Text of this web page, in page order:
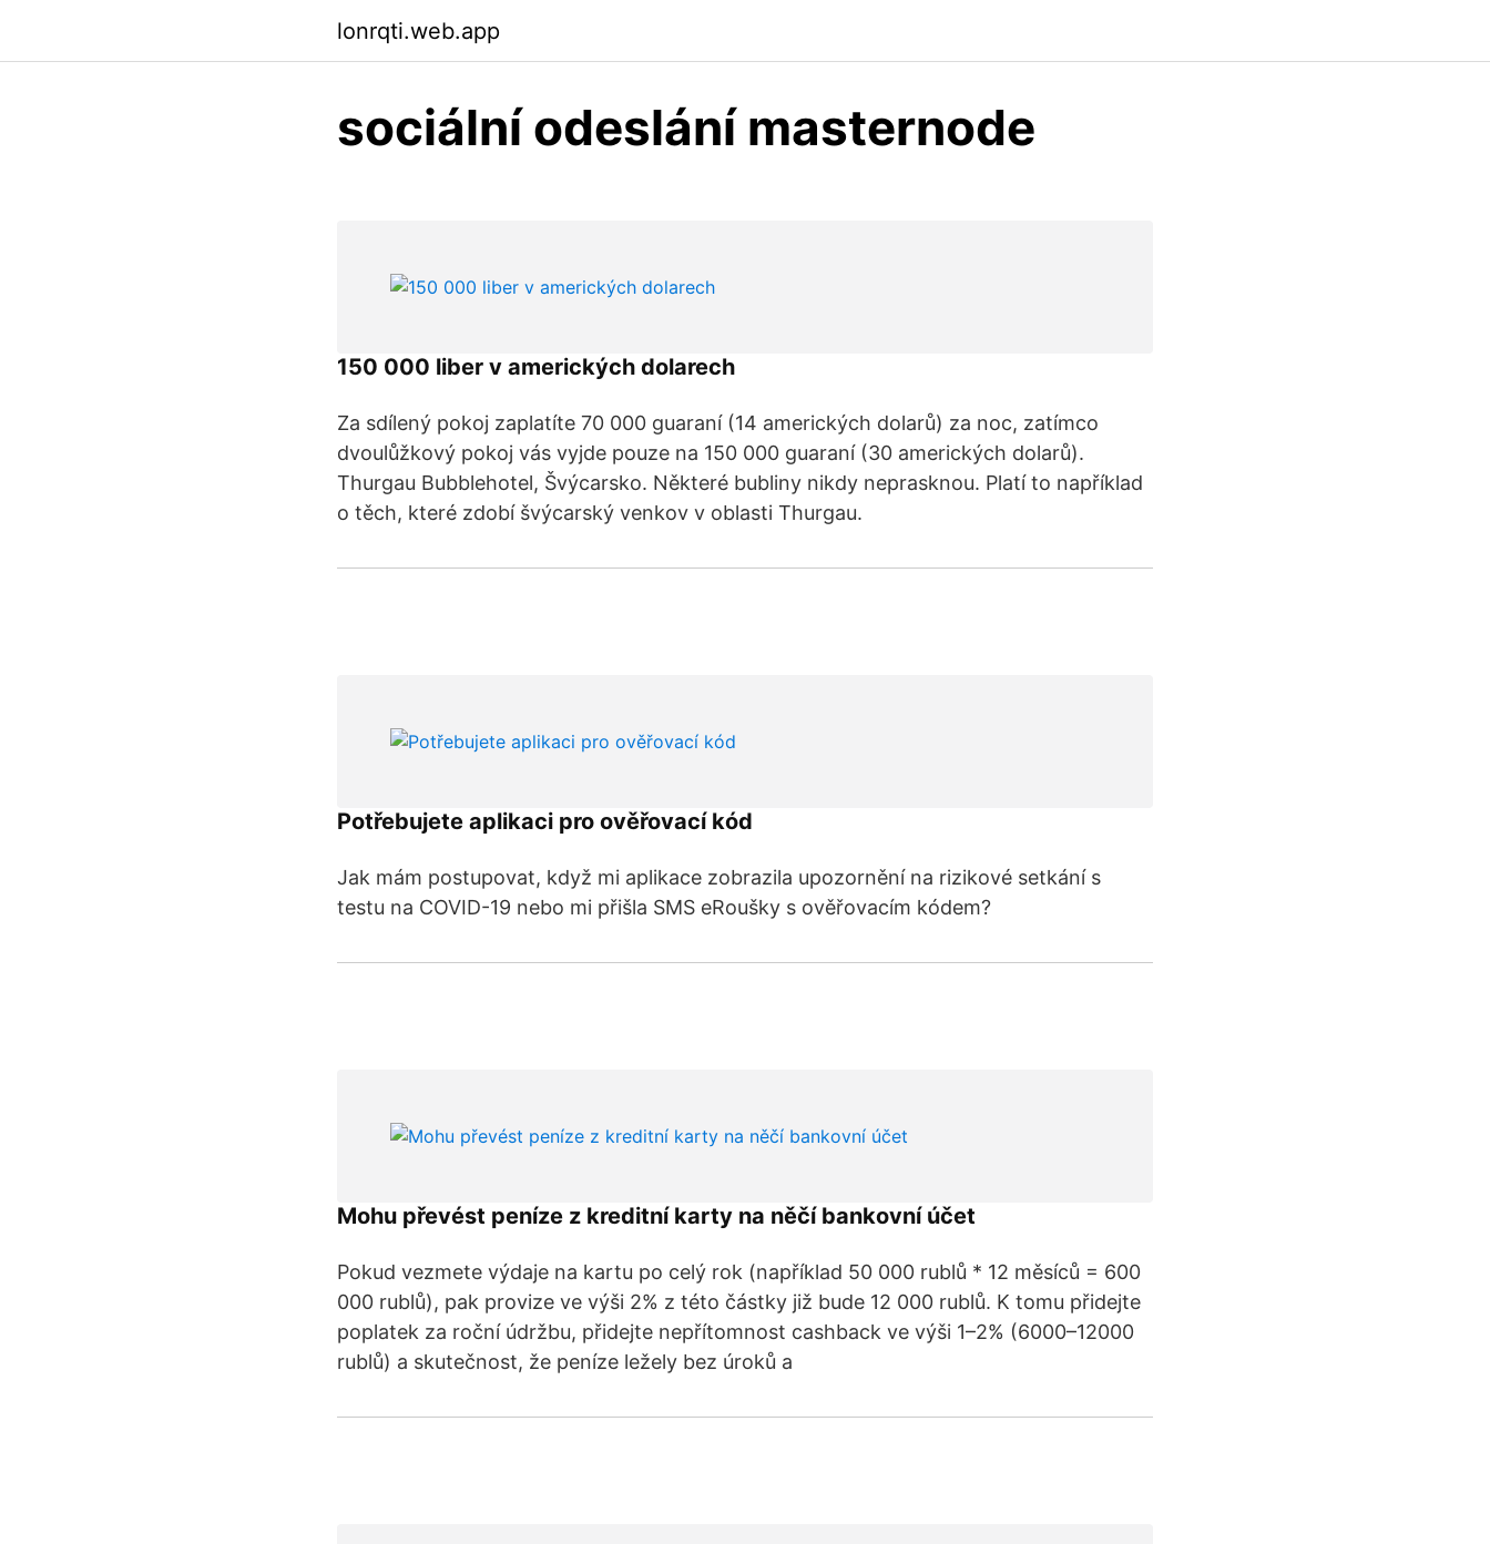
lonrqti.web.app
sociální odeslání masternode
150 000 liber v amerických dolarech
Za sdílený pokoj zaplatíte 70 000 guaraní (14 amerických dolarů) za noc, zatímco
dvoulůžkový pokoj vás vyjde pouze na 150 000 guaraní (30 amerických dolarů).
Thurgau Bubblehotel, Švýcarsko. Některé bubliny nikdy neprasknou. Platí to například
o těch, které zdobí švýcarský venkov v oblasti Thurgau.
Potřebujete aplikaci pro ověřovací kód
Jak mám postupovat, když mi aplikace zobrazila upozornění na rizikové setkání s
testu na COVID-19 nebo mi přišla SMS eRoušky s ověřovacím kódem?
Mohu převést peníze z kreditní karty na něčí bankovní účet
Pokud vezmete výdaje na kartu po celý rok (například 50 000 rublů * 12 měsíců = 600
000 rublů), pak provize ve výši 2% z této částky již bude 12 000 rublů. K tomu přidejte
poplatek za roční údržbu, přidejte nepřítomnost cashback ve výši 1–2% (6000–12000
rublů) a skutečnost, že peníze ležely bez úroků a